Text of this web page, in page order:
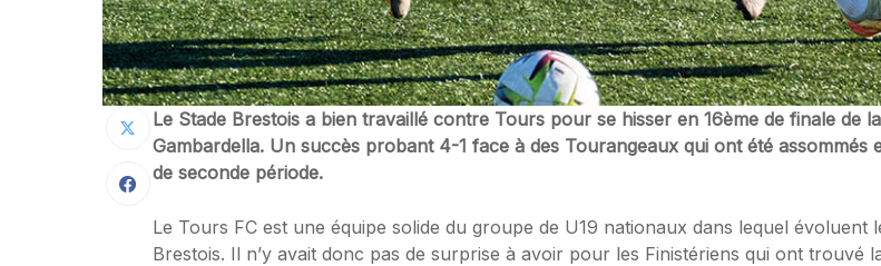
Le Stade Brestois a bien travaillé contre Tours pour se hisser en 16ème de finale de
Gambardella. Un succès probant 4-1 face à des Tourangeaux qui ont été assommés
de seconde période.
Le Tours FC est une équipe solide du groupe de U19 nationaux dans lequel évoluent
Brestois. Il n’y avait donc pas de surprise à avoir pour les Finistériens qui ont trouvé